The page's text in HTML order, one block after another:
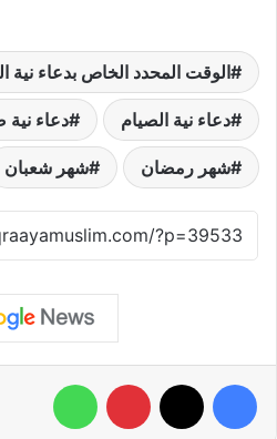
الوقت المحدد الخاص بدعاء نية
دعاء نية الصيام دعاء
شهر رمضان شهر شعبان
فيسبوك بينتيريست